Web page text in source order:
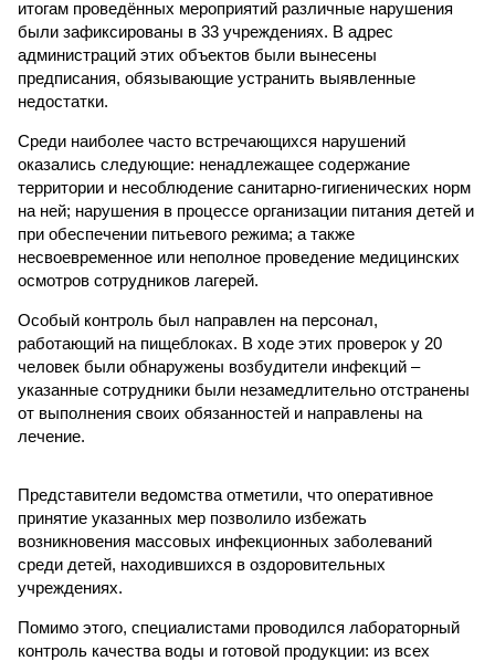
итогам проведённых мероприятий различные нарушения
были зафиксированы в 33 учреждениях. В адрес
администраций этих объектов были вынесены
предписания, обязывающие устранить выявленные
недостатки.
Среди наиболее часто встречающихся нарушений
оказались следующие: ненадлежащее содержание
территории и несоблюдение санитарно-гигиенических норм
на ней; нарушения в процессе организации питания детей и
при обеспечении питьевого режима; а также
несвоевременное или неполное проведение медицинских
осмотров сотрудников лагерей.
Особый контроль был направлен на персонал,
работающий на пищеблоках. В ходе этих проверок у 20
человек были обнаружены возбудители инфекций –
указанные сотрудники были незамедлительно отстранены
от выполнения своих обязанностей и направлены на
лечение.
Представители ведомства отметили, что оперативное
принятие указанных мер позволило избежать
возникновения массовых инфекционных заболеваний
среди детей, находившихся в оздоровительных
учреждениях.
Помимо этого, специалистами проводился лабораторный
контроль качества воды и готовой продукции: из всех